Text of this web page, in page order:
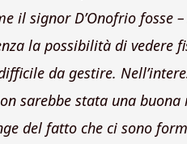
il signor D’Onofrio fosse
la possibilità di vedere
da gestire.
sarebbe stata una
del fatto che ci sono